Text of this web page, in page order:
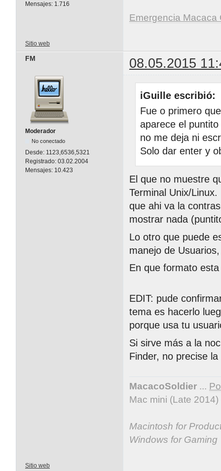
Mensajes: 1.716
Emergencia Macaca
Sitio web
FM 08.05.2015
Moderador
No conectado
Desde: 1123,6536,5321
Registrado: 03.02.2004
Mensajes: 10.423
iGuille escribió:
Fue o primero
aparece el
no me deja ni
Solo dar enter y
El que no muestre
Terminal Unix/
que ahi va la
mostrar nada
Lo otro que puede
manejo de
En que formato
EDIT: pude
tema es hacerlo
porque usa tu
Si sirve más a la
Finder, no precise la
MacacoSoldier ...
Mac mini (Late
Macintosh for
Windows for Gaming
Sitio web